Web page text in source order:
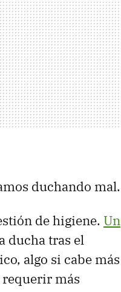
duchando mal.
de higiene. Un
ducha tras el
algo si cabe más
requerir más